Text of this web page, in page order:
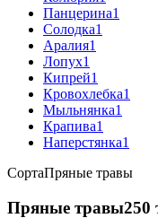
Панцерина1
Солодка1
Аралия1
Лопух1
Кипрей1
Кровохлебка1
Мыльнянка1
Крапива1
Наперстянка1
СортаПряные травы
Пряные травы250